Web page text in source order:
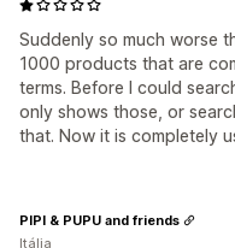
Suddenly so much worse
1000 products that are
terms. Before I could
only shows those, or
that. Now it is completely
PIPI & PUPU and friends
Itália